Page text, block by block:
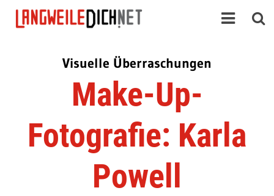
Visuelle Überraschungen
Make-Up-
Fotografie: Karla
Powell